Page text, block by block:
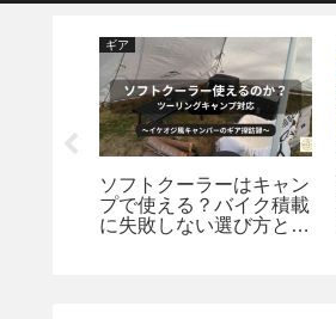
ギア
ソフトクーラーはキャン
プで使える？バイク積載
に失敗しない選び方とお